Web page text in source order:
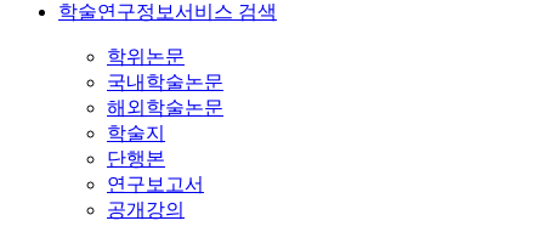
학술연구정보서비스 검색
학위논문
국내학술논문
해외학술논문
학술지
단행본
연구보고서
공개강의